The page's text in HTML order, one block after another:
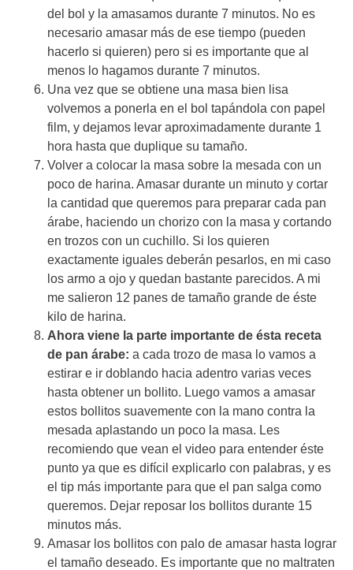
del bol y la amasamos durante 7 minutos. No es
necesario amasar más de ese tiempo (pueden
hacerlo si quieren) pero si es importante que al
menos lo hagamos durante 7 minutos.
Una vez que se obtiene una masa bien lisa
volvemos a ponerla en el bol tapándola con papel
film, y dejamos levar aproximadamente durante 1
hora hasta que duplique su tamaño.
Volver a colocar la masa sobre la mesada con un
poco de harina. Amasar durante un minuto y cortar
la cantidad que queremos para preparar cada pan
árabe, haciendo un chorizo con la masa y cortando
en trozos con un cuchillo. Si los quieren
exactamente iguales deberán pesarlos, en mi caso
los armo a ojo y quedan bastante parecidos. A mi
me salieron 12 panes de tamaño grande de éste
kilo de harina.
Ahora viene la parte importante de ésta receta
de pan árabe: a cada trozo de masa lo vamos a
estirar e ir doblando hacia adentro varias veces
hasta obtener un bollito. Luego vamos a amasar
estos bollitos suavemente con la mano contra la
mesada aplastando un poco la masa. Les
recomiendo que vean el video para entender éste
punto ya que es difícil explicarlo con palabras, y es
el tip más importante para que el pan salga como
queremos. Dejar reposar los bollitos durante 15
minutos más.
Amasar los bollitos con palo de amasar hasta lograr
el tamaño deseado. Es importante que no maltraten